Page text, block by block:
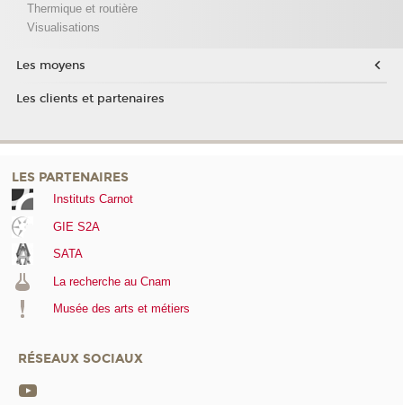
Thermique et routière
Visualisations
Les moyens
Les clients et partenaires
LES PARTENAIRES
Instituts Carnot
GIE S2A
SATA
La recherche au Cnam
Musée des arts et métiers
RÉSEAUX SOCIAUX